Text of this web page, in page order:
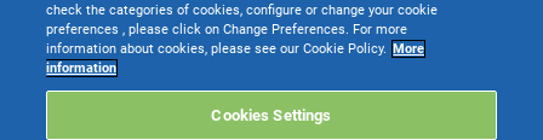
TeamSystem S.p.A. società con socio unico soggetta all’attività di direzione e
coordinamento di TeamSystem Holdco S.p.A. - Cap. Soc. € 24.000.000 I.v. -
C.C.I.A.A. delle Marche - P.I. 01035310414
Sede Legale e Amministrativa: Via Sandro Pertini, 88 - 61122 Pesaro (PU) -
check the categories of cookies, configure or change your cookie
preferences , please click on Change Preferences. For more
information about cookies, please see our Cookie Policy. More
information
Cookies Settings